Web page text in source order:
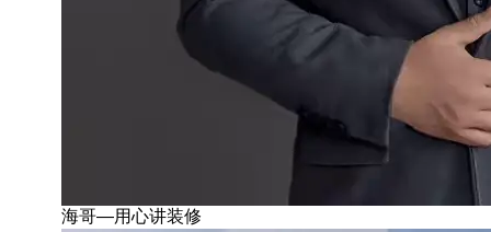
海哥—用心讲装修